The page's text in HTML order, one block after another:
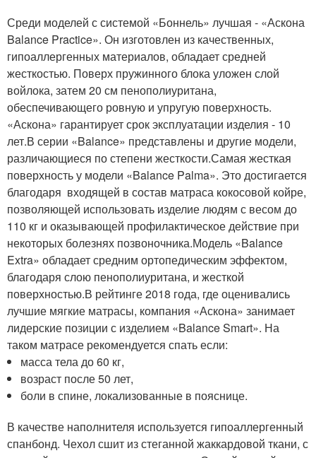
Среди моделей с системой «Боннель» лучшая - «Аскона
Balance Practice». Он изготовлен из качественных,
гипоаллергенных материалов, обладает средней
жесткостью. Поверх пружинного блока уложен слой
войлока, затем 20 см пенополиуритана,
обеспечивающего ровную и упругую поверхность.
«Аскона» гарантирует срок эксплуатации изделия - 10
лет.В серии «Balance» представлены и другие модели,
различающиеся по степени жесткости.Самая жесткая
поверхность у модели «Balance Palma». Это достигается
благодаря входящей в состав матраса кокосовой койре,
позволяющей использовать изделие людям с весом до
110 кг и оказывающей профилактическое действие при
некоторых болезнях позвоночника.Модель «Balance
Extra» обладает средним ортопедическим эффектом,
благодаря слою пенополиуритана, и жесткой
поверхностью.В рейтинге 2018 года, где оценивались
лучшие мягкие матрасы, компания «Аскона» занимает
лидерские позиции с изделием «Balance Smart». На
таком матрасе рекомендуется спать если:
масса тела до 60 кг,
возраст после 50 лет,
боли в спине, локализованные в пояснице.
В качестве наполнителя используется гипоаллергенный
спанбонд. Чехол сшит из стеганной жаккардовой ткани, с